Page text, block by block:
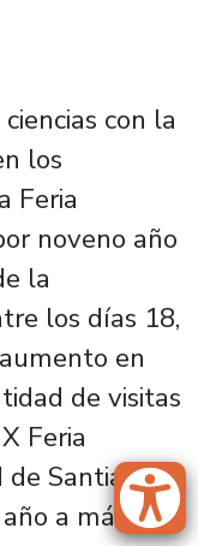
con la
los
Feria
noveno año
la
los días 18,
en
de visitas
Feria
de Santiago
a más de